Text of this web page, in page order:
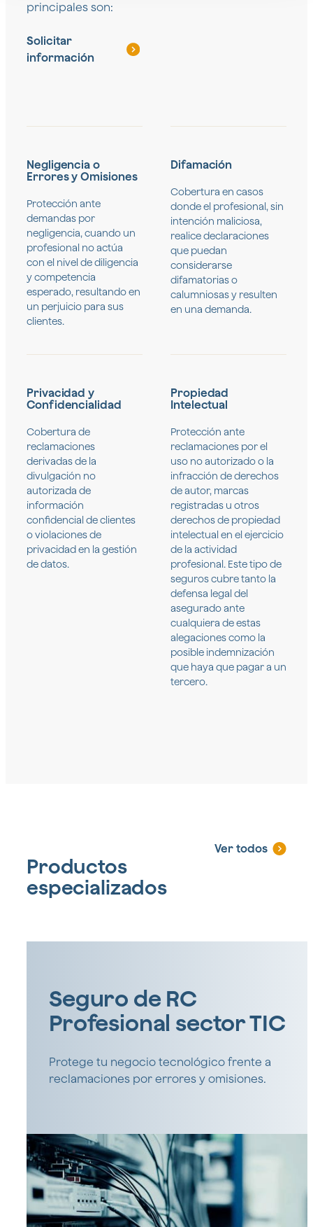
principales son:
Solicitar
información
Negligencia o
Errores y Omisiones
Protección ante
demandas por
negligencia, cuando un
profesional no actúa
con el nivel de diligencia
y competencia
esperado, resultando en
un perjuicio para sus
clientes.
Difamación
Cobertura en casos
donde el profesional, sin
intención maliciosa,
realice declaraciones
que puedan
considerarse
difamatorias o
calumniosas y resulten
en una demanda.
Privacidad y
Confidencialidad
Cobertura de
reclamaciones
derivadas de la
divulgación no
autorizada de
información
confidencial de clientes
o violaciones de
privacidad en la gestión
de datos.
Propiedad
Intelectual
Protección ante
reclamaciones por el
uso no autorizado o la
infracción de derechos
de autor, marcas
registradas u otros
derechos de propiedad
intelectual en el ejercicio
de la actividad
profesional. Este tipo de
seguros cubre tanto la
defensa legal del
asegurado ante
cualquiera de estas
alegaciones como la
posible indemnización
que haya que pagar a un
tercero.
Productos
especializados
Ver todos
Seguro de RC
Profesional sector TIC
Protege tu negocio tecnológico frente a
reclamaciones por errores y omisiones.